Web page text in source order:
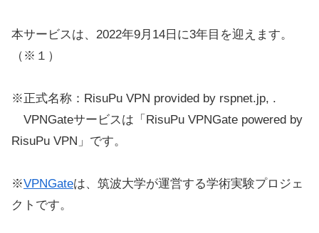
本サービスは、2022年9月14日に3年目を迎えます。
（※１）
※正式名称：RisuPu VPN provided by rspnet.jp, .
VPNGateサービスは「RisuPu VPNGate powered by
RisuPu VPN」です。
※VPNGateは、筑波大学が運営する学術実験プロジェ
クトです。